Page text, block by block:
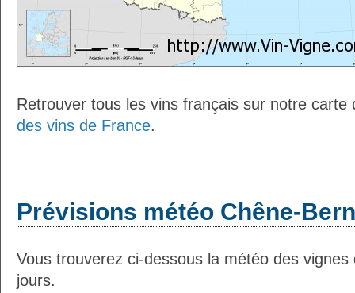
Retrouver tous les vins français sur notre
des vins de France.
Prévisions météo Chêne-
Vous trouverez ci-dessous la météo des
jours.